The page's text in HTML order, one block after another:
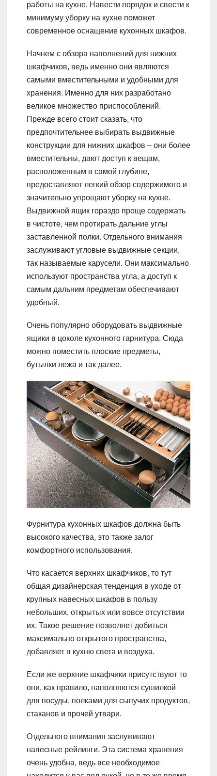
работы на кухне. Навести порядок и свести к
минимуму уборку на кухне поможет
современное оснащение кухонных шкафов.
Начнем с обзора наполнений для нижних
шкафчиков, ведь именно они являются
самыми вместительными и удобными для
хранения. Именно для них разработано
великое множество приспособлений.
Прежде всего стоит сказать, что
предпочтительнее выбирать выдвижные
конструкции для нижних шкафов – они более
вместительны, дают доступ к вещам,
расположенным в самой глубине,
предоставляют легкий обзор содержимого и
значительно упрощают уборку на кухне.
Выдвижной ящик гораздо проще содержать
в чистоте, чем протирать дальние углы
заставленной полки. Отдельного внимания
заслуживают угловые выдвижные секции,
так называемые карусели. Они максимально
используют пространства угла, а доступ к
самым дальним предметам обеспечивают
удобный.
Очень популярно оборудовать выдвижные
ящики в цоколе кухонного гарнитура. Сюда
можно поместить плоские предметы,
бутылки лежа и так далее.
Фурнитура кухонных шкафов должна быть
высокого качества, это также залог
комфортного использования.
Что касается верхних шкафчиков, то тут
общая дизайнерская тенденция в уходе от
крупных навесных шкафов в пользу
небольших, открытых или вовсе отсутствии
их. Такое решение позволяет добиться
максимально открытого пространства,
добавляет в кухню света и воздуха.
Если же верхние шкафчики присутствуют то
они, как правило, наполняются сушилкой
для посуды, полками для сыпучих продуктов,
стаканов и прочей утвари.
Отдельного внимания заслуживают
навесные рейлинги. Эта система хранения
очень удобна, ведь все необходимое